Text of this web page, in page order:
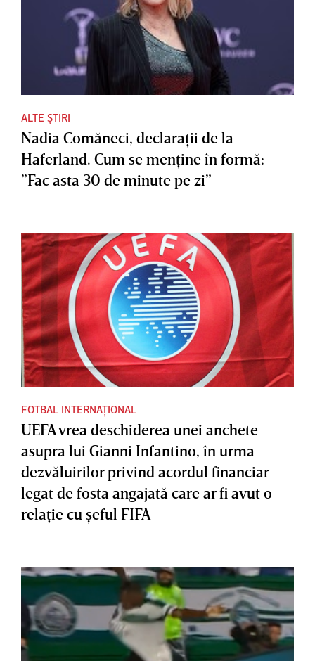
ALTE ȘTIRI
Nadia Comăneci, declaraţii de la
Haferland. Cum se menţine în formă:
”Fac asta 30 de minute pe zi”
FOTBAL INTERNAȚIONAL
UEFA vrea deschiderea unei anchete
asupra lui Gianni Infantino, în urma
dezvăluirilor privind acordul financiar
legat de fosta angajată care ar fi avut o
relaţie cu şeful FIFA